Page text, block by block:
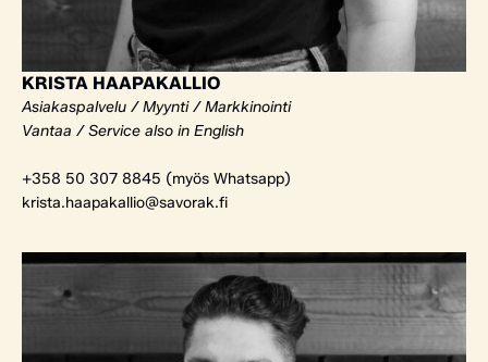
KRISTA HAAPAKALLIO
Asiakaspalvelu / Myynti / Markkinointi
Vantaa / Service also in English
+358 50 307 8845 (myös Whatsapp)
krista.haapakallio@savorak.fi